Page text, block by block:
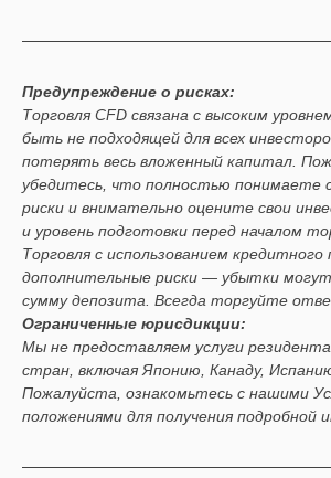
Предупреждение о рисках:
Торговля CFD связана с высоким
быть не подходящей для всех
потерять весь вложенный капитал.
убедитесь, что полностью понимаете
риски и внимательно оцените свои
и уровень подготовки перед началом
Торговля с использованием кредитного
дополнительные риски — убытки
сумму депозита. Всегда торгуйте
Ограниченные юрисдикции:
Мы не предоставляем услуги
стран, включая Японию, Канаду,
Пожалуйста, ознакомьтесь с нашими
положениями для получения подробной